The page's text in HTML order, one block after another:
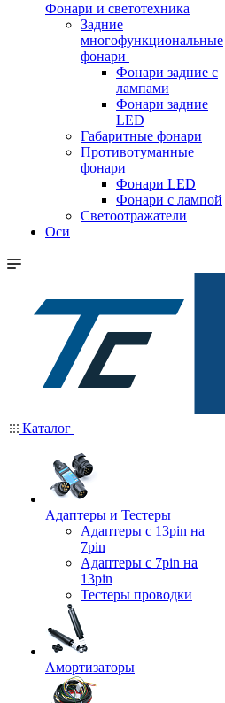
Фонари и светотехника
Задние
многофункциональные
фонари
Фонари задние с
лампами
Фонари задние
LED
Габаритные фонари
Противотуманные
фонари
Фонари LED
Фонари с лампой
Светоотражатели
Оси
Каталог
Адаптеры и Тестеры
Адаптеры с 13pin на
7pin
Адаптеры с 7pin на
13pin
Тестеры проводки
Амортизаторы